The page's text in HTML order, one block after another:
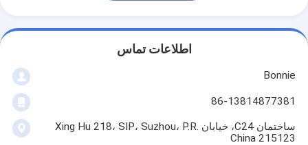
اطلاعات تماس
Bonnie
86-13814877381
ساختمان C24، خیابان Xing Hu 218، SIP، Suzhou، P.R.
China 215123